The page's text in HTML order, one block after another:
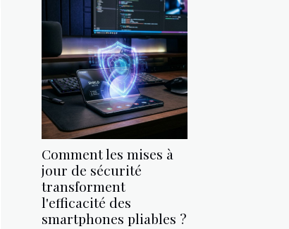
Comment les mises à
jour de sécurité
transforment
l'efficacité des
smartphones pliables ?